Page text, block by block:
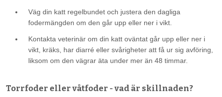
Väg din katt regelbundet och justera den dagliga
fodermängden om den går upp eller ner i vikt.
Kontakta veterinär om din katt oväntat går upp eller ner i
vikt, kräks, har diarré eller svårigheter att få ur sig avföring,
liksom om den vägrar äta under mer än 48 timmar.
Torrfoder eller våtfoder - vad är skillnaden?